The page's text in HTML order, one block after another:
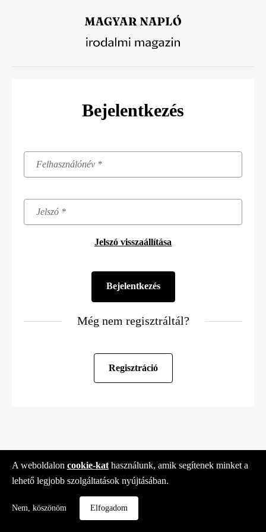
Bejelentkezés
Jelszó visszaállítása
Még nem regisztráltál?
Regisztráció
A weboldalon cookie-kat használunk, amik segítenek minket a
lehető legjobb szolgáltatások nyújtásában.
Nem, köszönöm Elfogadom